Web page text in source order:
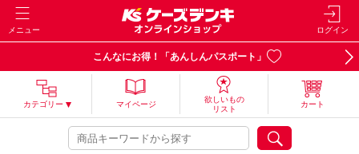
メニュー ログイン
こんなにお得！「あんしんパスポート」
カテゴリー マイページ
欲しいもの
リスト
カート